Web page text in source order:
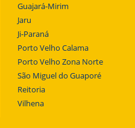
Guajará-Mirim
Jaru
Ji-Paraná
Porto Velho Calama
Porto Velho Zona Norte
São Miguel do Guaporé
Reitoria
Vilhena